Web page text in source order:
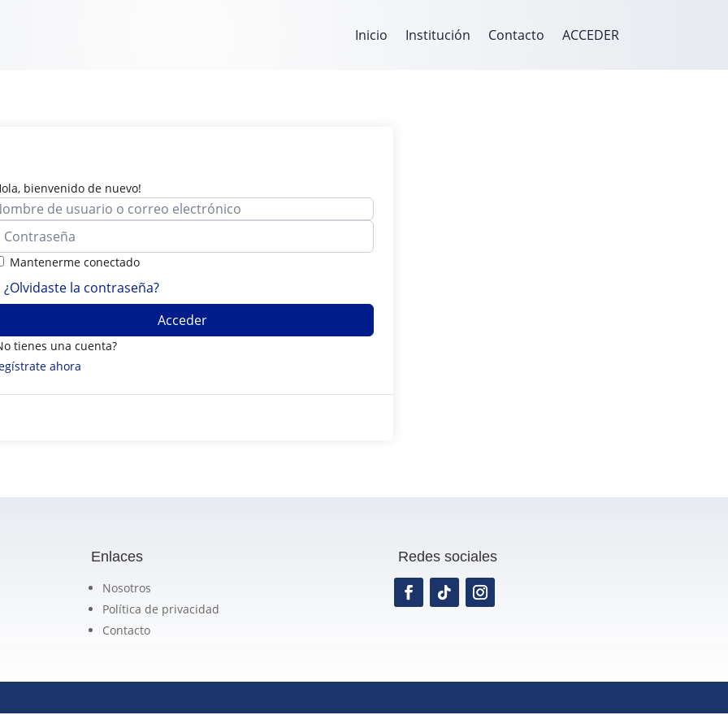
Inicio Institución Contacto ACCEDER
bienvenido de nuevo!
Mantenerme conectado
¿Olvidaste la contraseña?
Acceder
tienes una cuenta?
ahora
Enlaces
Nosotros
Política de privacidad
Contacto
Redes sociales